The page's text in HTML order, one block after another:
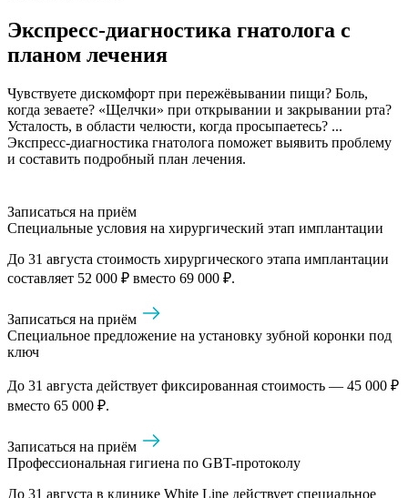
Экспресс-диагностика гнатолога с
планом лечения
Чувствуете дискомфорт при пережёвывании пищи? Боль,
когда зеваете? «Щелчки» при открывании и закрывании рта?
Усталость, в области челюсти, когда просыпаетесь? ...
Экспресс-диагностика гнатолога поможет выявить проблему
и составить подробный план лечения.
Записаться на приём
Специальные условия на хирургический этап имплантации
До 31 августа стоимость хирургического этапа имплантации
составляет 52 000 ₽ вместо 69 000 ₽.
Записаться на приём
Специальное предложение на установку зубной коронки под
ключ
До 31 августа действует фиксированная стоимость — 45 000 ₽
вместо 65 000 ₽.
Записаться на приём
Профессиональная гигиена по GBT-протоколу
До 31 августа в клинике White Line действует специальное